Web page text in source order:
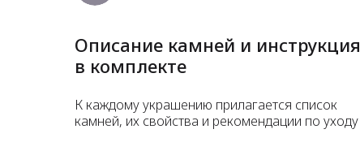
Описание камней и инструкция
в комплекте
К каждому украшению прилагается список
камней, их свойства и рекомендации по уходу